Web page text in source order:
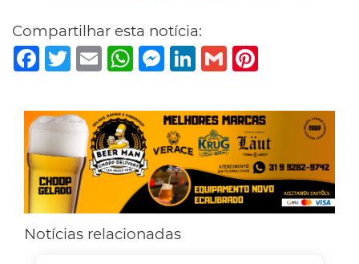
Compartilhar esta notícia:
Facebook
TwitterEmail WhatsAppMessenger
LinkedIn
Gmail
Notícias relacionadas